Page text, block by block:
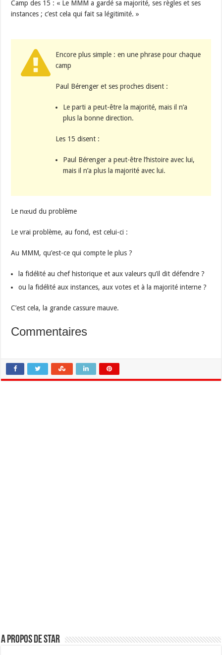
Camp des 15 : « Le MMM a gardé sa majorité, ses règles et ses
instances ; c’est cela qui fait sa légitimité. »
Encore plus simple : en une phrase pour chaque
camp
Paul Bérenger et ses proches disent :
Le parti a peut-être la majorité, mais il n’a
plus la bonne direction.
Les 15 disent :
Paul Bérenger a peut-être l’histoire avec lui,
mais il n’a plus la majorité avec lui.
Le nœud du problème
Le vrai problème, au fond, est celui-ci :
Au MMM, qu’est-ce qui compte le plus ?
la fidélité au chef historique et aux valeurs qu’il dit défendre ?
ou la fidélité aux instances, aux votes et à la majorité interne ?
C’est cela, la grande cassure mauve.
Commentaires
A propos de star